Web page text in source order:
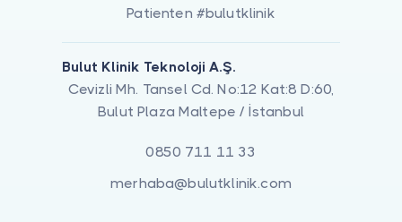
Patienten #bulutklinik
Bulut Klinik Teknoloji A.Ş.
Cevizli Mh. Tansel Cd. No:12 Kat:8 D:60,
Bulut Plaza Maltepe / İstanbul
0850 711 11 33
merhaba@bulutklinik.com